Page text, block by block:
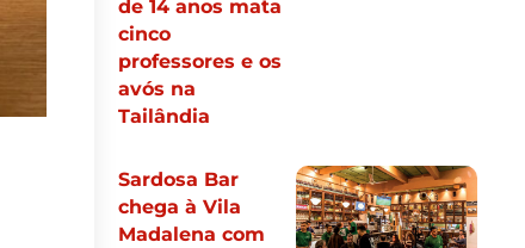
de 14 anos mata
cinco
professores e os
avós na
Tailândia
Sardosa Bar
chega à Vila
Madalena com